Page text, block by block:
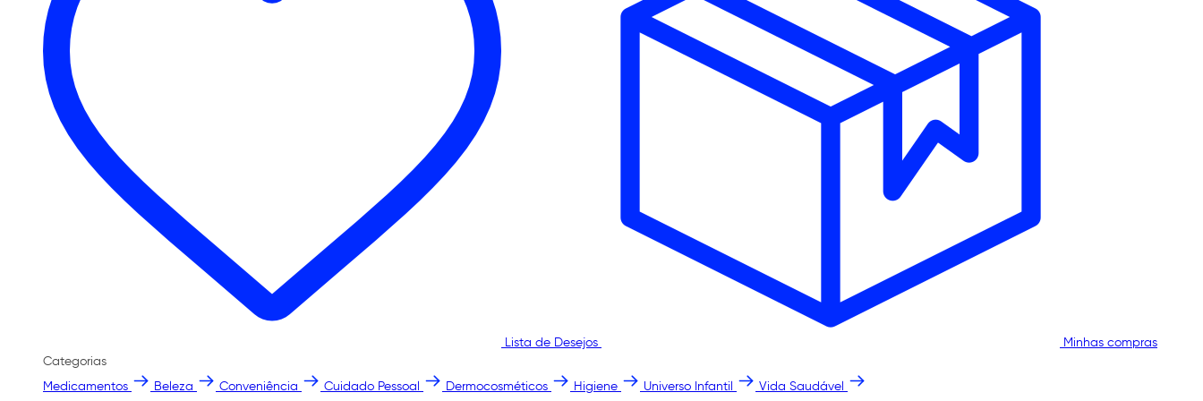
Lista de Desejos
Minhas compras
Categorias
Medicamentos
Beleza Conveniência Cuidado Pessoal Dermocosméticos Higiene Universo Infantil Vida Saudável